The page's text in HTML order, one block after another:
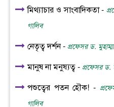
মিথ্যাচার ও সাংবাদিকতা -
গালিব
নেতৃত্ব দর্শন - প্রফেসর ড.
মানুষ না মনুষ্যত্ব - প্রফেসর ড.
পশুত্বের পতন হৌক! -
গালিব